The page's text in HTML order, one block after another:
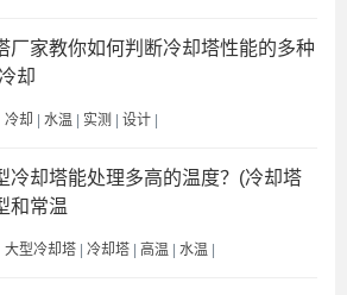
厂家教你如何判断冷却塔性能的多种
却
冷却 | 水温 | 实测 | 设计 |
冷却塔能处理多高的温度？(冷却塔
和常温
大型冷却塔 | 冷却塔 | 高温 | 水温 |